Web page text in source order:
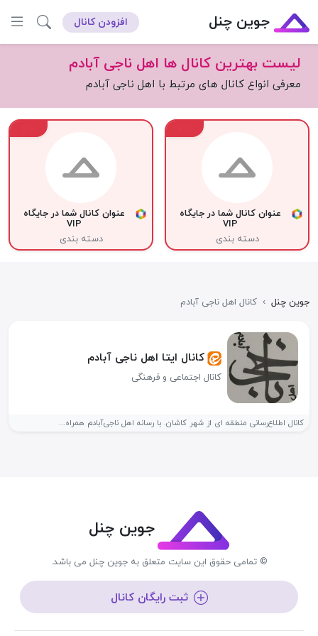
جوین چنل افزودن کانال
لیست بهترین کانال ها اهل ناجی آبادم
معرفی انواع کانال های مرتبط با اهل ناجی آبادم
عنوان کانال شما در جایگاه
VIP
دسته بندی
عنوان کانال شما در جایگاه
VIP
دسته بندی
جوین چنل › کانال اهل ناجی آبادم
کانال ایتا اهل ناجی آبادم
کانال اجتماعی و فرهنگی
کانال اطلاع‌رسانی منطقه ای از شهر کاشان. با رسانه اهل ناجی‌آبادم همراه...
جوین چنل
© تمامی حقوق این سایت متعلق به جوین چنل می باشد.
ثبت رایگان کانال